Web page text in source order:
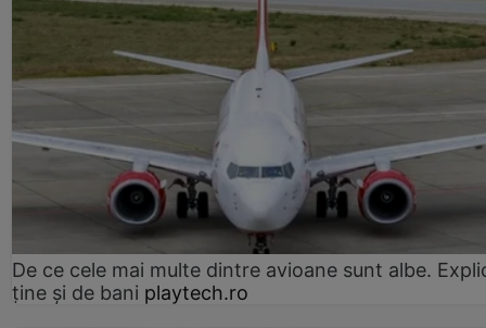
De ce cele mai multe dintre avioane sunt albe.
ține și de bani playtech.ro